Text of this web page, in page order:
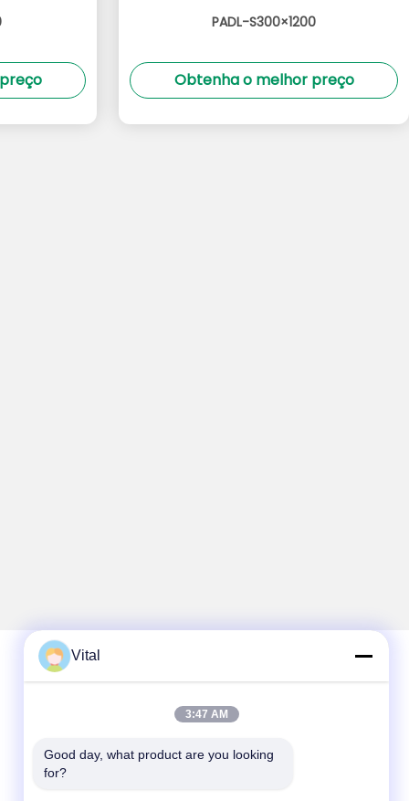
PADL-S300×1200
Obtenha o melhor preço
Contato rápido
Telefone
Vital
3:47 AM
Good day, what product are you looking
for?